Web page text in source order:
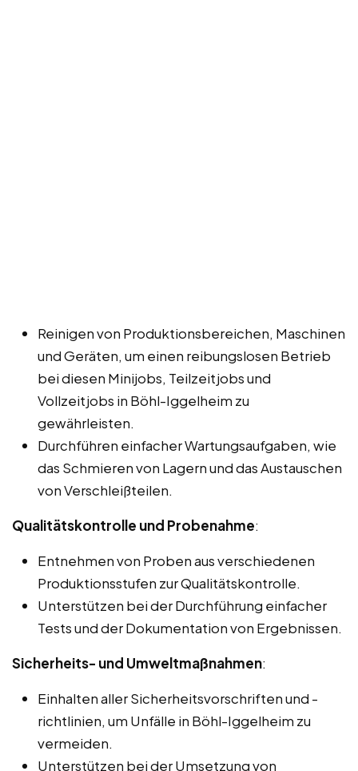
Reinigen von Produktionsbereichen, Maschinen
und Geräten, um einen reibungslosen Betrieb
bei diesen Minijobs, Teilzeitjobs und
Vollzeitjobs in Böhl-Iggelheim zu
gewährleisten.
Durchführen einfacher Wartungsaufgaben, wie
das Schmieren von Lagern und das Austauschen
von Verschleißteilen.
Qualitätskontrolle und Probenahme:
Entnehmen von Proben aus verschiedenen
Produktionsstufen zur Qualitätskontrolle.
Unterstützen bei der Durchführung einfacher
Tests und der Dokumentation von Ergebnissen.
Sicherheits- und Umweltmaßnahmen:
Einhalten aller Sicherheitsvorschriften und -
richtlinien, um Unfälle in Böhl-Iggelheim zu
vermeiden.
Unterstützen bei der Umsetzung von